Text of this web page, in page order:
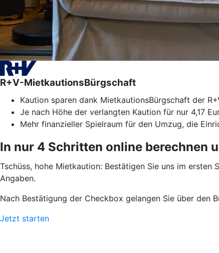
R+V-MietkautionsBürgschaft
Kaution sparen dank MietkautionsBürgschaft der
Je nach Höhe der verlangten Kaution für nur 4,17
Mehr finanzieller Spielraum für den Umzug, die
In nur 4 Schritten online berechnen
Tschüss, hohe Mietkaution: Bestätigen Sie uns im
Angaben.
Nach Bestätigung der Checkbox gelangen Sie über den
Jetzt starten